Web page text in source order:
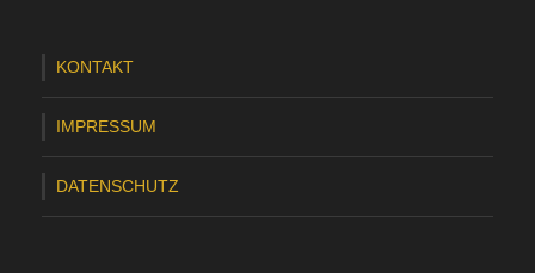
KONTAKT
IMPRESSUM
DATENSCHUTZ